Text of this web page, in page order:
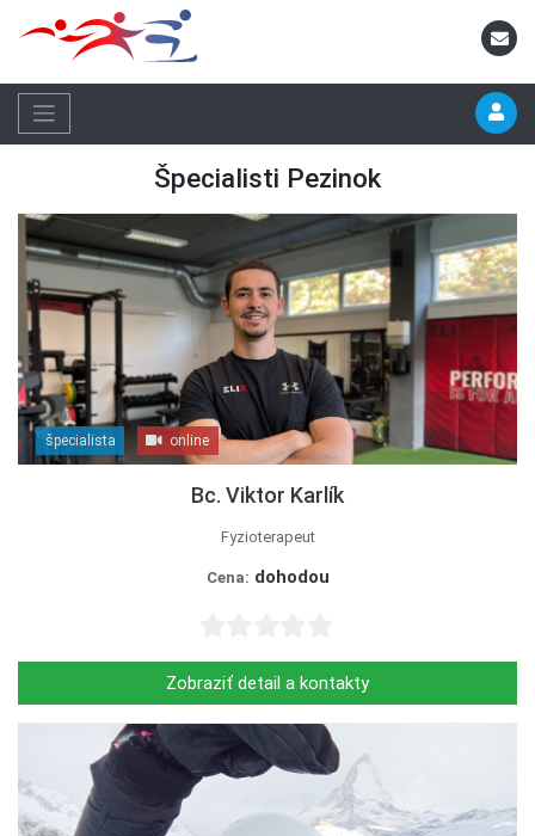
Špecialisti Pezinok
špecialista online
Bc. Viktor Karlík
Fyzioterapeut
Cena: dohodou
Zobraziť detail a kontakty